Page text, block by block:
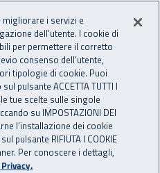
Nazionale
Apri cerca
per te
i servizi e
dell’utente. I cookie di
per permettere il corretto
consenso dell’utente,
tipologie di cookie. Puoi
pulsante ACCETTA TUTTI I
tue scelte sulle singole
su IMPOSTAZIONI DEI
l’installazione dei cookie
pulsante RIFIUTA I COOKIE
Per conoscere i dettagli,